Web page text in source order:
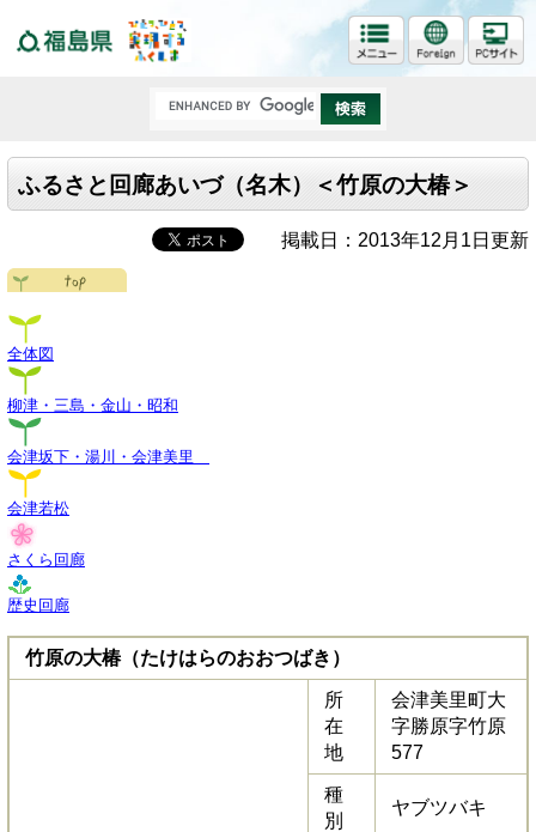
ふるさと回廊あいづ（名木）＜竹原の大椿＞
掲載日：2013年12月1日更新
全体図
柳津・三島・金山・昭和
会津坂下・湯川・会津美里
会津若松
さくら回廊
歴史回廊
竹原の大椿（たけはらのおおつばき）
所
在
地
会津美里町大
字勝原字竹原
577
種
別
ヤブツバキ